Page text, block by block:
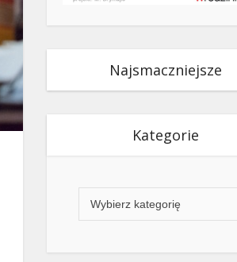
Najsmaczniejsze
Kategorie